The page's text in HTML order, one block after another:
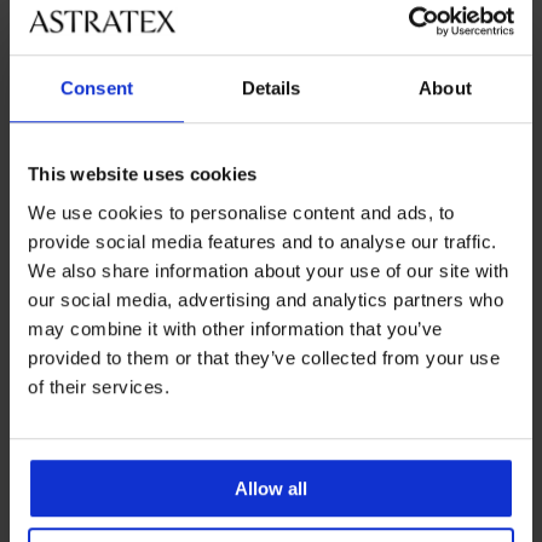
Consent Details About
This website uses cookies
We use cookies to personalise content and ads, to
provide social media features and to analyse our traffic.
We also share information about your use of our site with
our social media, advertising and analytics partners who
may combine it with other information that you’ve
provided to them or that they’ve collected from your use
of their services.
Allow all
PREMIUM
3er-PACK Baumwoll-T-Shirt
BOSS Classic
61,99 €
-20%
3er-Pack Boxershorts BOSS
Revive
46,39 € Alter Preis
57,99 €
LIMITED